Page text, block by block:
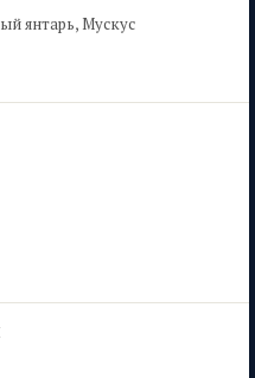
янтарь, Мускус